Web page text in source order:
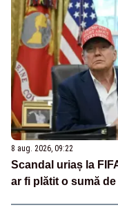
8 aug. 2026, 09:22
Scandal uriaș la
ar fi plătit o sumă